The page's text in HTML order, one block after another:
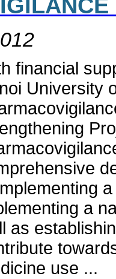
financial
University
a
as
use ...